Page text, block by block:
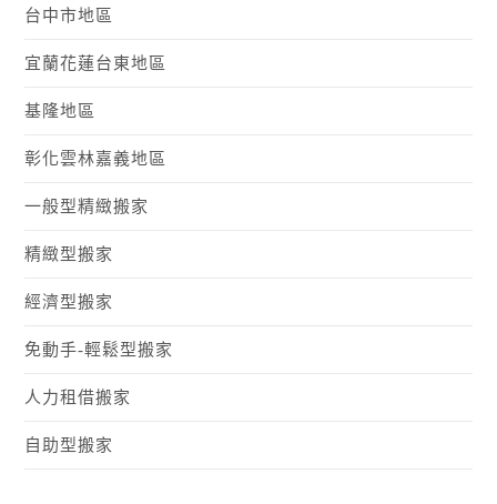
台中市地區
宜蘭花蓮台東地區
基隆地區
彰化雲林嘉義地區
一般型精緻搬家
精緻型搬家
經濟型搬家
免動手-輕鬆型搬家
人力租借搬家
自助型搬家